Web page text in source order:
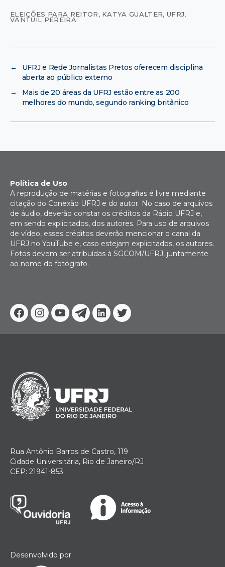
ELEIÇÕES PARA REITOR, KATYA GUALTER,UFRJ,
VANTUIL PEREIRA
←
UFRJ e Rede Jornalistas Pretos oferecem disciplina
aberta ao público externo
→
Mais de 20 áreas da UFRJ estão entre as 200
melhores do mundo, segundo ranking britânico
Facebook
Instagram
YoutubeTelegram
Linkedin
Twitter
Política de Uso
A reprodução de matérias e fotografias é livre mediante
citação do Conexão UFRJ e do autor. No caso de arquivos
de áudio, deverão constar os créditos da Rádio UFRJ e,
em sendo explicitados, dos autores. Para uso de arquivos
de vídeo, esses créditos deverão mencionar o canal da
UFRJ no YouTube e, caso estejam explicitados, os autores.
Fotos devem ser atribuídas à SGCOM/UFRJ, juntamente
ao nome do fotógrafo.
Rua Antônio Barros de Castro, 119
Cidade Universitária, Rio de Janeiro/RJ
CEP: 21941-853
Desenvolvido por